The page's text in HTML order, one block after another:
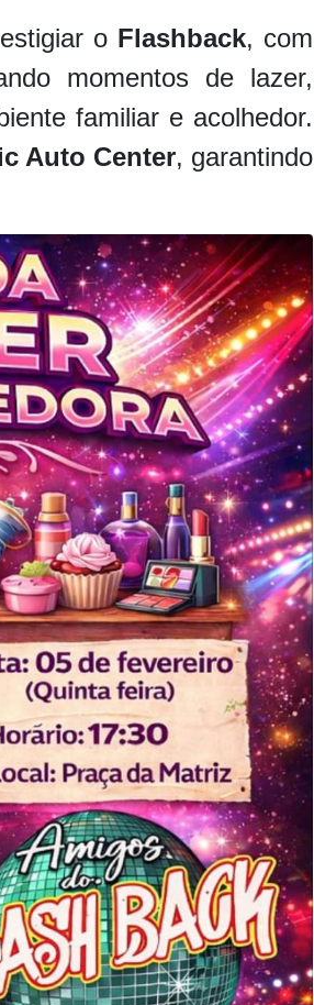
o Flashback, com
momentos de lazer,
familiar e acolhedor.
Auto Center, garantindo